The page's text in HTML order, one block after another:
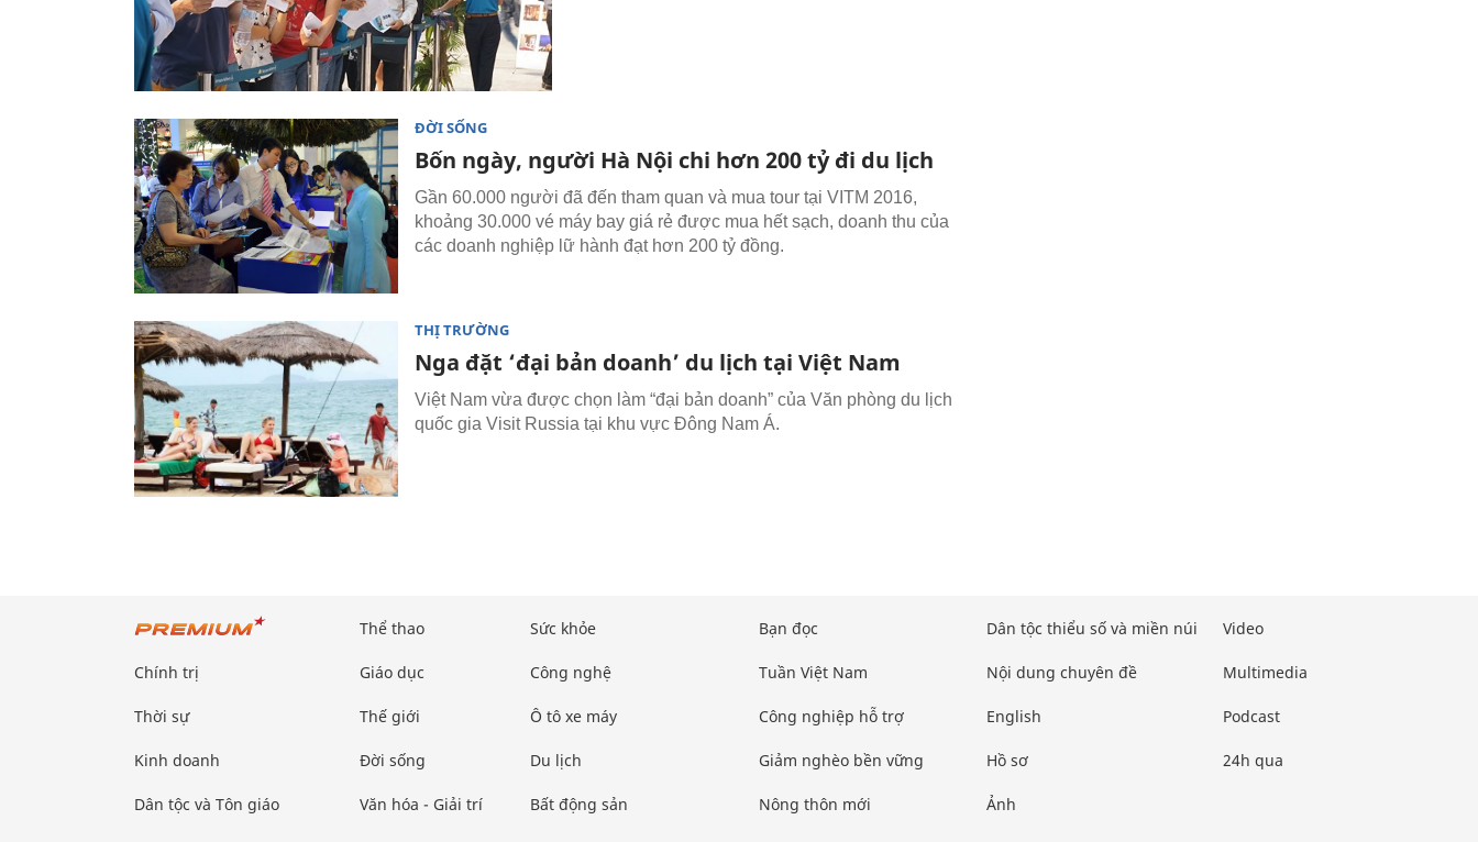
ĐỜI SỐNG
Bốn ngày, người Hà Nội chi hơn 200 tỷ đi du lịch
Gần 60.000 người đã đến tham quan và mua tour tại VITM 2016,
khoảng 30.000 vé máy bay giá rẻ được mua hết sạch, doanh thu của
các doanh nghiệp lữ hành đạt hơn 200 tỷ đồng.
THỊ TRƯỜNG
Nga đặt ‘đại bản doanh’ du lịch tại Việt Nam
Việt Nam vừa được chọn làm “đại bản doanh” của Văn phòng du lịch
quốc gia Visit Russia tại khu vực Đông Nam Á.
Chính trị
Thời sự
Kinh doanh
Dân tộc và Tôn giáo
Thể thao
Giáo dục
Thế giới
Đời sống
Văn hóa - Giải trí
Sức khỏe
Công nghệ
Ô tô xe máy
Du lịch
Bất động sản
Bạn đọc
Tuần Việt Nam
Công nghiệp hỗ trợ
Giảm nghèo bền vững
Nông thôn mới
Dân tộc thiểu số và miền núi
Nội dung chuyên đề
English
Hồ sơ
Ảnh
Video
Multimedia
Podcast
24h qua